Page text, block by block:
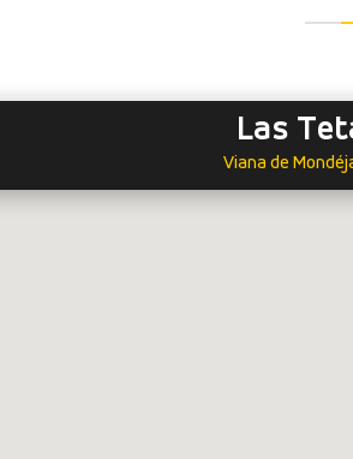
Las
Viana de